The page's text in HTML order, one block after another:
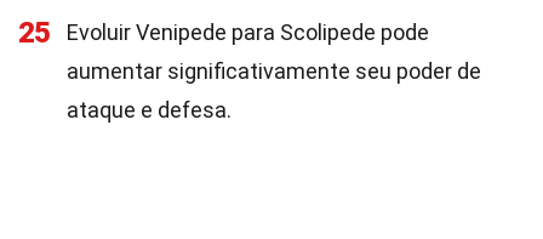
25
Evoluir Venipede para Scolipede pode
aumentar significativamente seu poder de
ataque e defesa.